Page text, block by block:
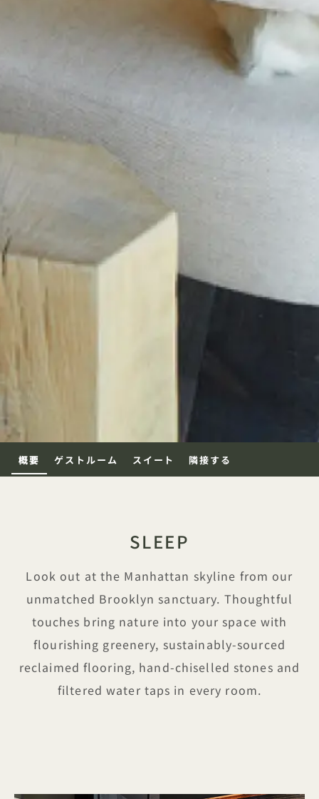
概要 ゲストルーム スイート 隣接する
SLEEP
Look out at the Manhattan skyline from our
unmatched Brooklyn sanctuary. Thoughtful
touches bring nature into your space with
flourishing greenery, sustainably-sourced
reclaimed flooring, hand-chiselled stones and
filtered water taps in every room.